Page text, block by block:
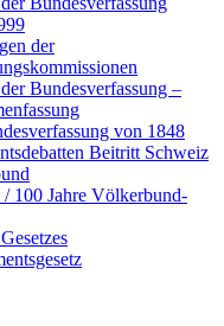
der
Bundesverfassung –
von 1848
Beitritt Schweiz
100 Jahre Völkerbund-